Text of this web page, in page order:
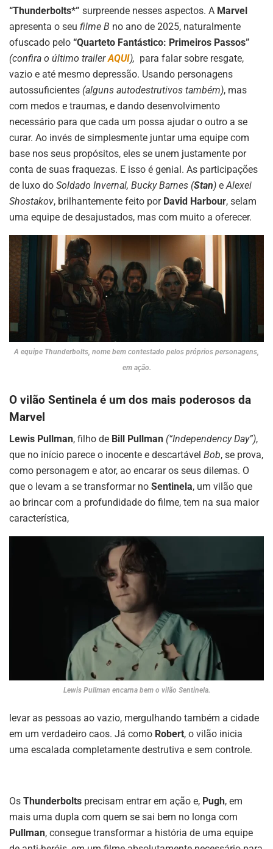
“Thunderbolts*” surpreende nesses aspectos. A Marvel
apresenta o seu filme B no ano de 2025, naturalmente
ofuscado pelo “Quarteto Fantástico: Primeiros Passos”
(confira o último trailerAQUI), para falar sobre resgate,
vazio e até mesmo depressão. Usando personagens
autossuficientes (alguns autodestrutivos também), mas
com medos e traumas, e dando desenvolvimento
necessário para que cada um possa ajudar o outro a se
curar. Ao invés de simplesmente juntar uma equipe com
base nos seus propósitos, eles se unem justamente por
conta de suas fraquezas. E isso é genial. As participações
de luxo do Soldado Invernal, Bucky Barnes (Stan) eAlexei
Shostakov, brilhantemente feito por David Harbour, selam
uma equipe de desajustados, mas com muito a oferecer.
A equipe Thunderbolts, nome bem contestado pelos próprios personagens,
em ação.
O vilão Sentinela é um dos mais poderosos da
Marvel
Lewis Pullman, filho de Bill Pullman (“Independency Day”),
que no início parece o inocente e descartável Bob, se prova,
como personagem e ator, ao encarar os seus dilemas. O
que o levam a se transformar no Sentinela, um vilão que
ao brincar com a profundidade do filme, tem na sua maior
característica,
Lewis Pullman encarna bem o vilão Sentinela.
levar as pessoas ao vazio, mergulhando também a cidade
em um verdadeiro caos. Já como Robert, o vilão inicia
uma escalada completamente destrutiva e sem controle.
Os Thunderbolts precisam entrar em ação e, Pugh, em
mais uma dupla com quem se sai bem no longa com
Pullman, consegue transformar a história de uma equipe